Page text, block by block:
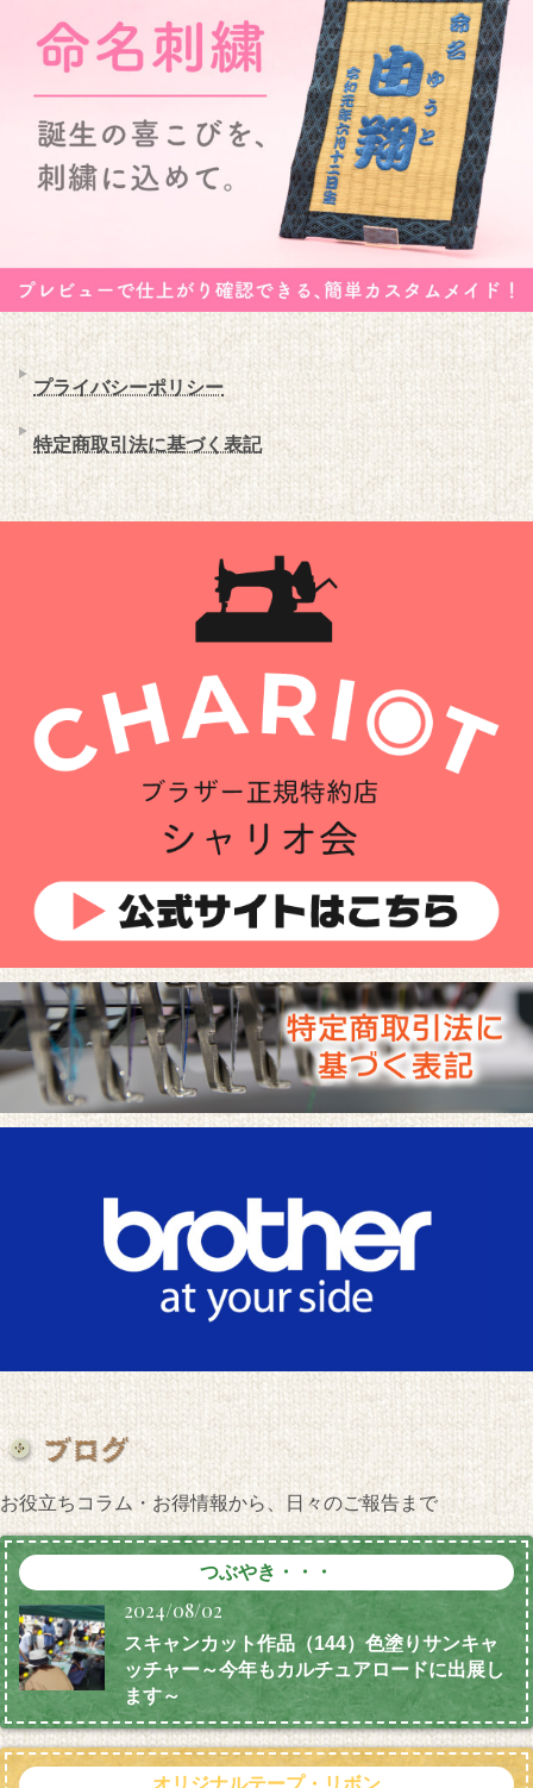
プライバシーポリシー
特定商取引法に基づく表記
お役立ちコラム・お得情報から、日々のご報告まで
つぶやき・・・
2024/08/02
スキャンカット作品（144）色塗りサンキャ
ッチャー～今年もカルチュアロードに出展し
ます～
オリジナルテープ・リボン